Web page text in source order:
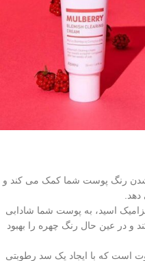
رنگ پوست شما کمک می کند و
اسید، به پوست شما شادابی
در عین حال رنگ چهره را بهبود
است که با ایجاد یک سد رطوبتی